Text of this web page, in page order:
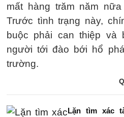
mất hàng trăm năm
Trước tình trạng này,
buộc phải can thiệp và
người tới đào bới hổ
trường.
Lặn tìm xác